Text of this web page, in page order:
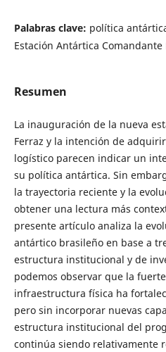
Palabras clave: política
Estación Antártica Comandante
Resumen
La inauguración de la nueva
Ferraz y la intención de
logístico parecen indicar un
su política antártica. Sin
la trayectoria reciente y la
obtener una lectura más
presente artículo analiza la
antártico brasileño en base a
estructura institucional y de
podemos observar que la
infraestructura física ha
pero sin incorporar nuevas
estructura institucional del
continúa siendo relativamente